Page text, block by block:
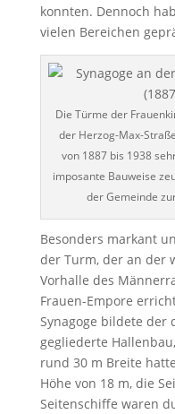
konnten. Dennoch
vielen Bereichen
Die Türme der
der Herzog-Max-
von 1887 bis 1938
imposante Bauweise
der Gemeinde
Besonders markant
der Turm, der an der
Vorhalle des
Frauen-Empore
Synagoge bildete der
gegliederte
rund 30 m Breite
Höhe von 18 m, die
Seitenschiffe waren